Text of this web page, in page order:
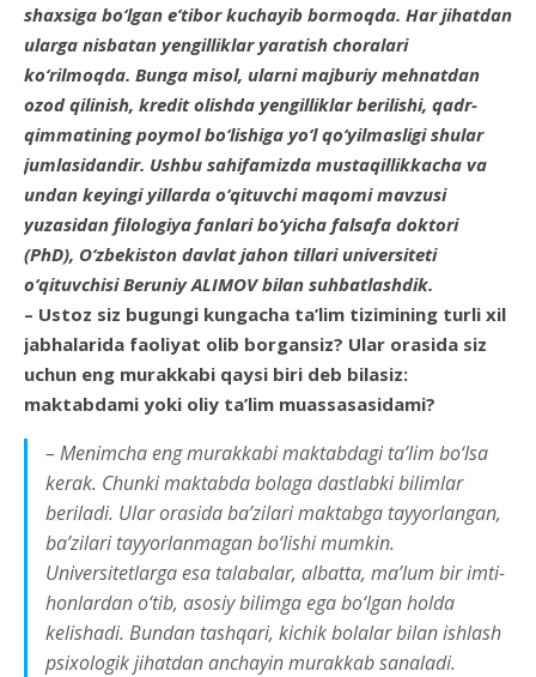
shaxsiga bo‘lgan e’tibor kuchayib bormoqda. Har jihatdan
ularga nisbatan yengilliklar yaratish choralari
ko‘rilmoqda. Bunga misol, ularni majburiy mehnatdan
ozod qilinish, kredit olishda yengilliklar berilishi, qadr-
qimmatining poymol bo‘lishiga yo‘l qo‘yilmasligi shular
jumlasidandir. Ushbu sahifamizda mustaqillikkacha va
undan keyingi yillarda o‘qituvchi maqomi mavzusi
yuzasidan filologiya fanlari bo‘yicha falsafa doktori
(PhD), O‘zbekiston davlat jahon tillari universiteti
o‘qituvchisi Beruniy ALIMOV bilan suhbatlashdik.
– Ustoz siz bugungi kunga­cha ta’lim tizimining turli xil
jabhalarida faoliyat olib borgan­siz? Ular orasida siz
uchun eng murakkabi qaysi biri deb bilasiz:
maktabdami yoki oliy ta’lim muassasasidami?
– Menimcha eng murakkabi maktabdagi ta’lim bo‘lsa
kerak. Chunki maktabda bolaga dastlab­ki bilimlar
beriladi. Ular orasida ba’zilari maktabga tayyorlangan,
ba’zilari tayyorlanmagan bo‘lishi mumkin.
Universitetlarga esa talabalar, albatta, ma’lum bir imti­
honlardan o‘tib, asosiy bilimga ega bo‘lgan holda
kelishadi. Bundan tashqari, kichik bolalar bilan ish­lash
psixologik jihatdan anchayin murakkab sanaladi.